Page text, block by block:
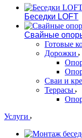
Беседки LOFT
Свайные
Готовые
Дорожки
Сваи и
Террасы
Услуги